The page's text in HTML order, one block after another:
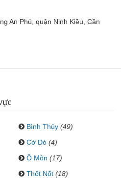
An Phú, quận Ninh Kiều, Cần
Bình Thủy (49)
Cờ Đỏ (4)
Ô Môn (17)
Thốt Nốt (18)